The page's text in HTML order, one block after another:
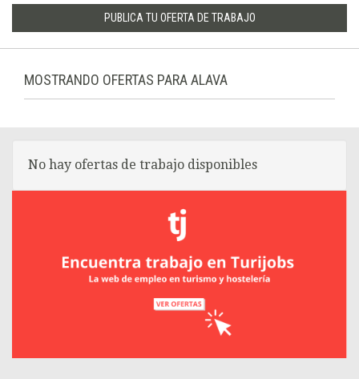
PUBLICA TU OFERTA DE TRABAJO
MOSTRANDO OFERTAS PARA ALAVA
No hay ofertas de trabajo disponibles